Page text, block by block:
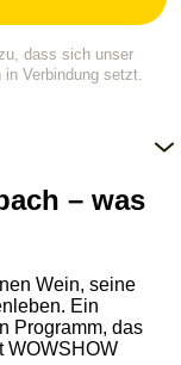
dass sich unser
Verbindung setzt.
– was
Wein, seine
Ein
Programm, das
WOWSHOW